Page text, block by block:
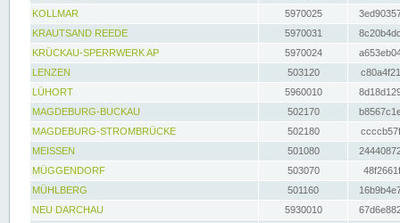
KOLLMAR
5970025
KRAUTSAND REEDE
5970031
KRÜCKAU-SPERRWERK AP
5970024
LENZEN
503120
LÜHORT
5960010
MAGDEBURG-BUCKAU
502170
MAGDEBURG-STROMBRÜCKE
502180
MEISSEN
501080
MÜGGENDORF
503070
MÜHLBERG
501160
NEU DARCHAU
5930010